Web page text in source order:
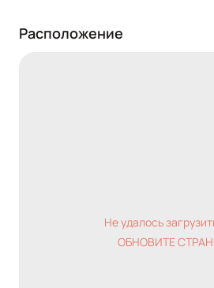
Расположение
Не удалось
ОБНОВИТЕ